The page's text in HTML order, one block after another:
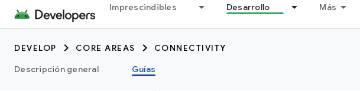
Imprescindibles Desarrollo Más
DEVELOP CORE AREAS
CONNECTIVITY
Descripción general
Guías